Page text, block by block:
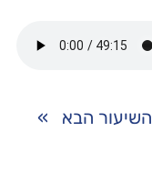
השיעור הבא »